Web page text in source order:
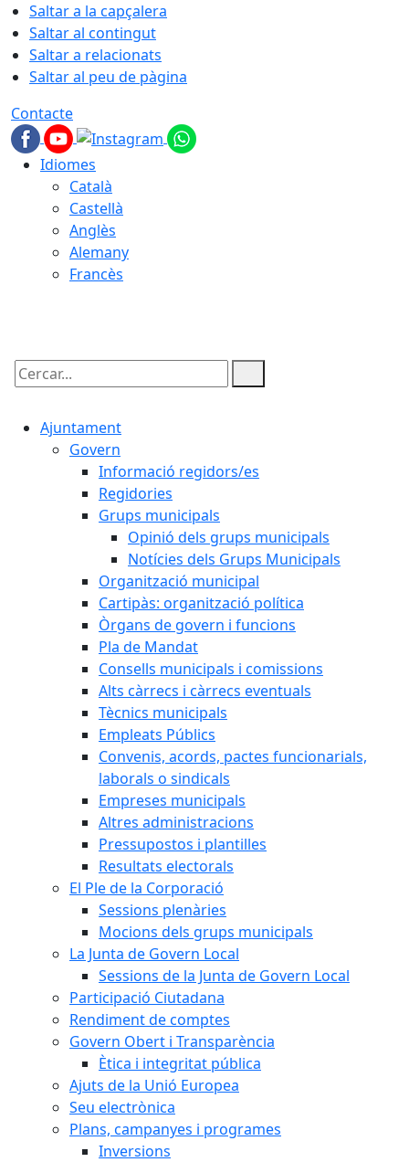
Saltar a la capçalera
Saltar al contingut
Saltar a relacionats
Saltar al peu de pàgina
Contacte
Idiomes
Català
Castellà
Anglès
Alemany
Francès
Cercar:
Ajuntament
Govern
Informació regidors/es
Regidories
Grups municipals
Opinió dels grups municipals
Notícies dels Grups Municipals
Organització municipal
Cartipàs: organització política
Òrgans de govern i funcions
Pla de Mandat
Consells municipals i comissions
Alts càrrecs i càrrecs eventuals
Tècnics municipals
Empleats Públics
Convenis, acords, pactes funcionarials,
laborals o sindicals
Empreses municipals
Altres administracions
Pressupostos i plantilles
Resultats electorals
El Ple de la Corporació
Sessions plenàries
Mocions dels grups municipals
La Junta de Govern Local
Sessions de la Junta de Govern Local
Participació Ciutadana
Rendiment de comptes
Govern Obert i Transparència
Ètica i integritat pública
Ajuts de la Unió Europea
Seu electrònica
Plans, campanyes i programes
Inversions